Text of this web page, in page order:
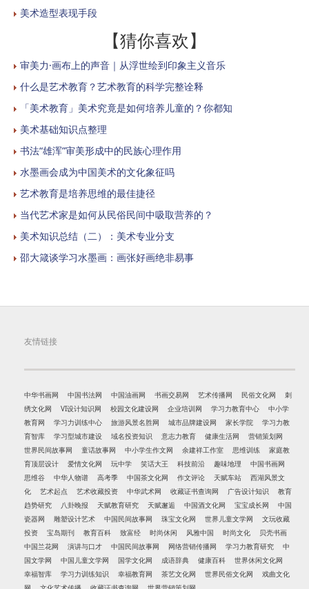
美术造型表现手段
【猜你喜欢】
审美力·画布上的声音｜从浮世绘到印象主义音乐
什么是艺术教育？艺术教育的科学完整诠释
「美术教育」美术究竟是如何培养儿童的？你都知
美术基础知识点整理
书法“雄浑”审美形成中的民族心理作用
水墨画会成为中国美术的文化象征吗
艺术教育是培养思维的最佳捷径
当代艺术家是如何从民俗民间中吸取营养的？
美术知识总结（二）：美术专业分支
邵大箴谈学习水墨画：画张好画绝非易事
友情链接
中华书画网 中国书法网 中国油画网 书画交易网 艺术传播网 民俗文化网
刺
绣文化网
VI设计知识网 校园文化建设网 企业培训网 学习力教育中心
中小学
教育网
学习力训练中心 旅游风景名胜网 城市品牌建设网 家长学院
学习力教
育智库
学习型城市建设 域名投资知识 意志力教育 健康生活网
营销策划网
世界民间故事网
童话故事网 中小学生作文网 余建祥工作室 思维训练
家庭教
育顶层设计
爱情文化网 玩中学 笑话大王 科技前沿 趣味地理
中国书画网
思维谷
中华人物谱 高考季 中国茶文化网 作文评论 天赋车站
西湖风景文
化
艺术起点 艺术收藏投资 中华武术网 收藏证书查询网 广告设计知识
教育
趋势研究
八卦晚报 天赋教育研究 天赋邂逅 中国酒文化网 宝宝成长网
中国
瓷器网
雕塑设计艺术 中国民间故事网 珠宝文化网 世界儿童文学网
文玩收藏
投资
宝岛期刊 教育百科 致富经 时尚休闲 风雅中国 时尚文化
贝壳书画
中国兰花网
演讲与口才 中国民间故事网 网络营销传播网 学习力教育研究
中
国文学网
中国儿童文学网 国学文化网 成语辞典 健康百科
世界休闲文化网
幸福智库
学习力训练知识 幸福教育网 茶艺文化网 世界民俗文化网
戏曲文化